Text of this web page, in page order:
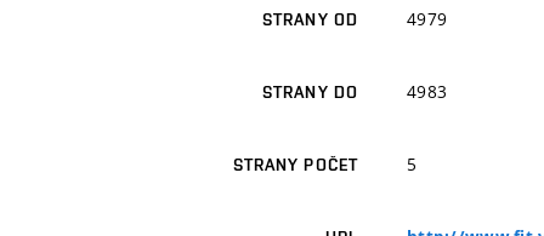
STRANY OD 4979
STRANY DO 4983
STRANY POČET 5